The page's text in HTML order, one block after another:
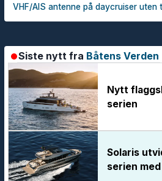
VHF/AIS antenne på daycruiser uten
Siste nytt fra Båtens Verden
Nytt
serien
Solaris
serien